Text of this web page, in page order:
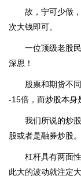
故，宁可少做
次大钱即可。
一位顶级老股
深思！
股票和期货不
-15倍，而炒股本身
我们所说的炒
股或者是融券炒股。
杠杆具有两面
此大的波动就注定